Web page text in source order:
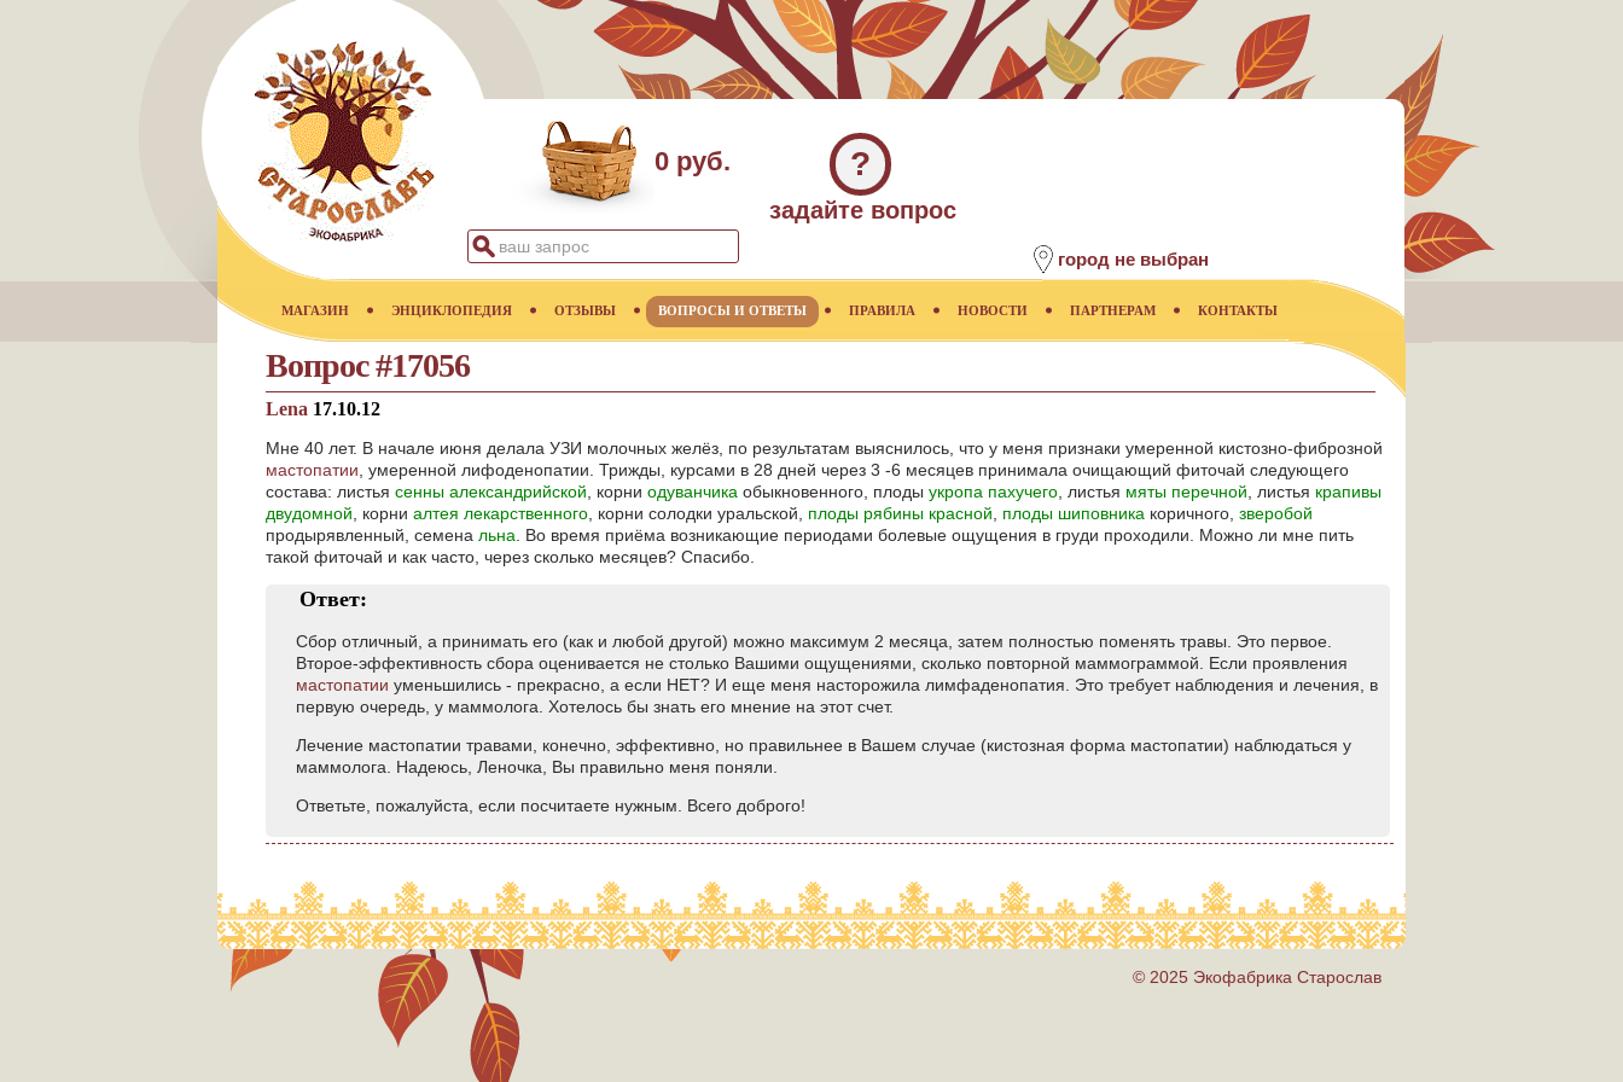
0 руб. ?
задайте вопрос
город не выбран
МАГАЗИН ЭНЦИКЛОПЕДИЯ ОТЗЫВЫ ВОПРОСЫ И ОТВЕТЫ ПРАВИЛА НОВОСТИ ПАРТНЕРАМ КОНТАКТЫ
Вопрос #17056
Lena 17.10.12
Мне 40 лет. В начале июня делала УЗИ молочных желёз, по результатам выяснилось, что у меня признаки умеренной кистозно-фиброзной
мастопатии , умеренной лифоденопатии. Трижды, курсами в 28 дней через 3 -6 месяцев принимала очищающий фиточай следующего
состава: листья сенны александрийской , корни одуванчика обыкновенного, плоды укропа пахучего , листья мяты перечной , листья крапивы
двудомной , корни алтея лекарственного , корни солодки уральской, плоды рябины красной плоды шиповника коричного, зверобой
продырявленный, семена льна . Во время приёма возникающие периодами болевые ощущения в груди проходили. Можно ли мне пить
такой фиточай и как часто, через сколько месяцев? Спасибо.
Ответ:
Сбор отличный, а принимать его (как и любой другой) можно максимум 2 месяца, затем полностью поменять травы. Это первое.
Второе-эффективность сбора оценивается не столько Вашими ощущениями, сколько повторной маммограммой. Если проявления
мастопатии уменьшились - прекрасно, а если НЕТ? И еще меня насторожила лимфаденопатия. Это требует наблюдения и лечения, в
первую очередь, у маммолога. Хотелось бы знать его мнение на этот счет.
Лечение мастопатии травами, конечно, эффективно, но правильнее в Вашем случае (кистозная форма мастопатии) наблюдаться у
маммолога. Надеюсь, Леночка, Вы правильно меня поняли.
Ответьте, пожалуйста, если посчитаете нужным. Всего доброго!
© 2025 Экофабрика Старослав